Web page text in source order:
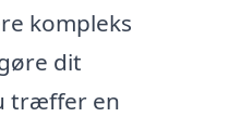
kompleks
dit
træffer en